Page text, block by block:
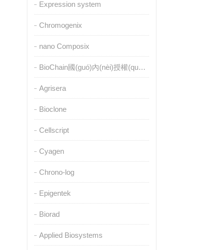
Expression system
Chromogenix
nano Composix
BioChain國(guó)內(nèi)授權(quán)代理
Agrisera
Bioclone
Cellscript
Cyagen
Chrono-log
Epigentek
Biorad
Applied Biosystems